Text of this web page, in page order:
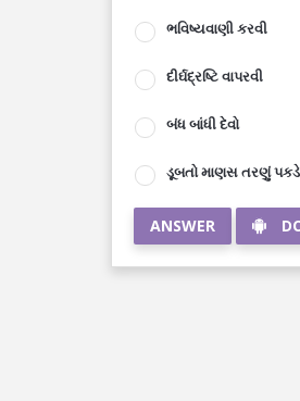
ભવિષ્યવાણી કરવી
દીર્ઘદ્રષ્ટિ વાપરવી
બંધ બાંધી દેવો
ડૂબતો માણસ તરણું પકડે
ANSWER